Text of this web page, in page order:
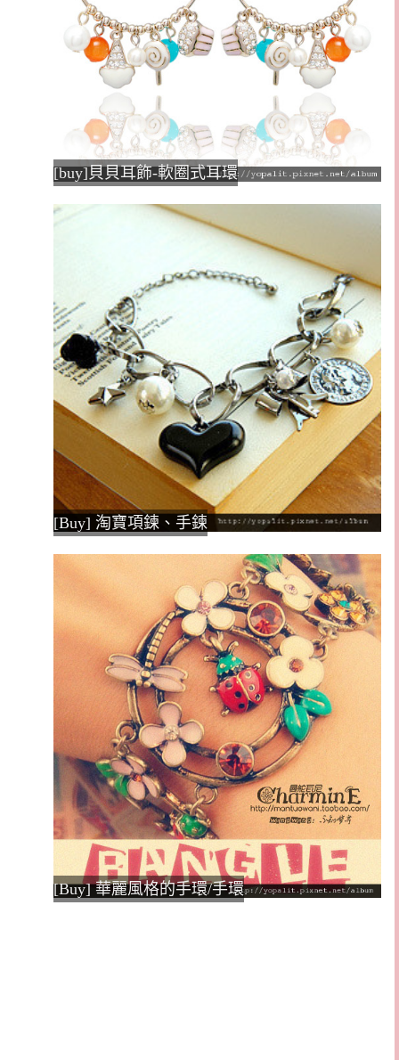
[buy]貝貝耳飾-軟圈式耳環
[Buy] 淘寶項鍊、手鍊
[Buy] 華麗風格的手環/手環